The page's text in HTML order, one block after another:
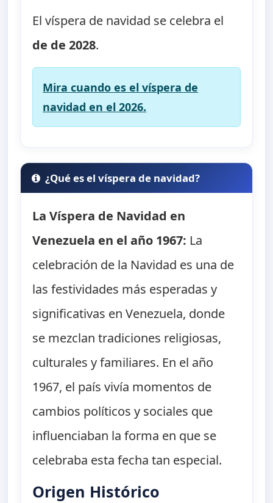
El víspera de navidad se celebra el
de de 2028.
Mira cuando es el víspera de
navidad en el 2026.
¿Qué es el víspera de navidad?
La Víspera de Navidad en
Venezuela en el año 1967: La
celebración de la Navidad es una de
las festividades más esperadas y
significativas en Venezuela, donde
se mezclan tradiciones religiosas,
culturales y familiares. En el año
1967, el país vivía momentos de
cambios políticos y sociales que
influenciaban la forma en que se
celebraba esta fecha tan especial.
Origen Histórico